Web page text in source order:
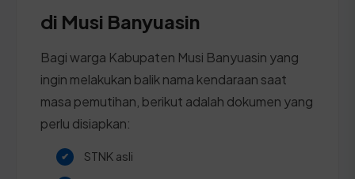
di Musi Banyuasin
Bagi warga Kabupaten Musi Banyuasin yang
ingin melakukan balik nama kendaraan saat
masa pemutihan, berikut adalah dokumen yang
perlu disiapkan:
STNK asli